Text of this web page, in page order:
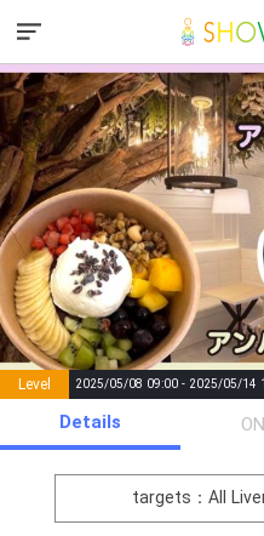
Level 2025/05/08 09:00 - 2025/05/14
Points
0 Event
オリジナル
Details
targets：All